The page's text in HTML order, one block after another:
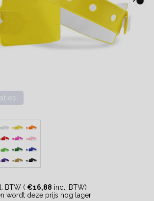
BTW ( €16,88 incl. BTW)
wordt deze prijs nog lager